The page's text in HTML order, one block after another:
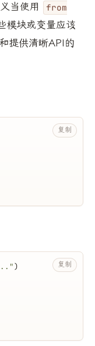
当使用
from
模块或变量应该
提供清晰API的
复制
)
复制